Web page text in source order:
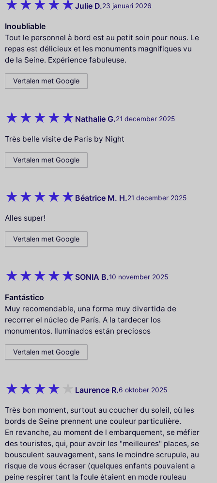
Julie D.23 januari 2026
Inoubliable
Tout le personnel à bord est au petit soin pour nous. Le
repas est délicieux et les monuments magnifiques vu
de la Seine. Expérience fabuleuse.
Vertalen met Google
Nathalie G.21 december 2025
Très belle visite de Paris by Night
Vertalen met Google
Béatrice M. H.21 december 2025
Alles super!
Vertalen met Google
SONIA B.10 november 2025
Fantástico
Muy recomendable, una forma muy divertida de
recorrer el núcleo de París. A la tardecer los
monumentos. Iluminados están preciosos
Vertalen met Google
Laurence R.6 oktober 2025
Très bon moment, surtout au coucher du soleil, où les
bords de Seine prennent une couleur particulière.
En revanche, au moment de l embarquement, se méfier
des touristes, qui, pour avoir les "meilleures" places, se
bousculent sauvagement, sans le moindre scrupule, au
risque de vous écraser (quelques enfants pouvaient a
peine respirer tant la foule étaient en mode rouleau